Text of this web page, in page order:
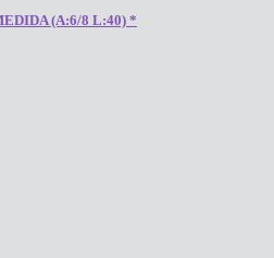
(A:6/8 L:40) *